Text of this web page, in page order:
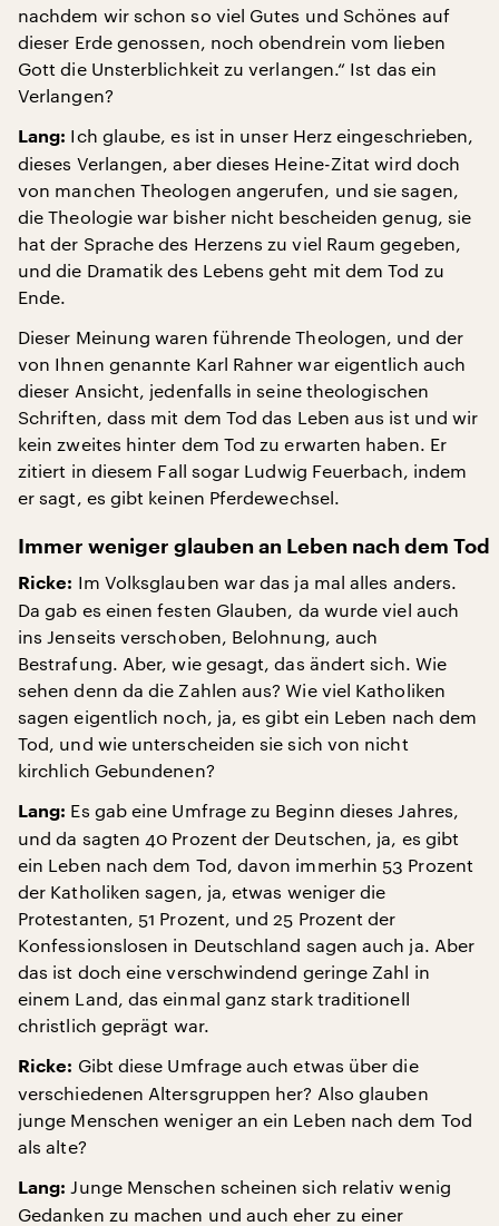
nachdem wir schon so viel Gutes und Schönes auf
dieser Erde genossen, noch obendrein vom lieben
Gott die Unsterblichkeit zu verlangen.“ Ist das ein
Verlangen?
Lang: Ich glaube, es ist in unser Herz eingeschrieben,
dieses Verlangen, aber dieses Heine-Zitat wird doch
von manchen Theologen angerufen, und sie sagen,
die Theologie war bisher nicht bescheiden genug, sie
hat der Sprache des Herzens zu viel Raum gegeben,
und die Dramatik des Lebens geht mit dem Tod zu
Ende.
Dieser Meinung waren führende Theologen, und der
von Ihnen genannte Karl Rahner war eigentlich auch
dieser Ansicht, jedenfalls in seine theologischen
Schriften, dass mit dem Tod das Leben aus ist und wir
kein zweites hinter dem Tod zu erwarten haben. Er
zitiert in diesem Fall sogar Ludwig Feuerbach, indem
er sagt, es gibt keinen Pferdewechsel.
Immer weniger glauben an Leben nach dem Tod
Ricke: Im Volksglauben war das ja mal alles anders.
Da gab es einen festen Glauben, da wurde viel auch
ins Jenseits verschoben, Belohnung, auch
Bestrafung. Aber, wie gesagt, das ändert sich. Wie
sehen denn da die Zahlen aus? Wie viel Katholiken
sagen eigentlich noch, ja, es gibt ein Leben nach dem
Tod, und wie unterscheiden sie sich von nicht
kirchlich Gebundenen?
Lang: Es gab eine Umfrage zu Beginn dieses Jahres,
und da sagten 40 Prozent der Deutschen, ja, es gibt
ein Leben nach dem Tod, davon immerhin 53 Prozent
der Katholiken sagen, ja, etwas weniger die
Protestanten, 51 Prozent, und 25 Prozent der
Konfessionslosen in Deutschland sagen auch ja. Aber
das ist doch eine verschwindend geringe Zahl in
einem Land, das einmal ganz stark traditionell
christlich geprägt war.
Ricke: Gibt diese Umfrage auch etwas über die
verschiedenen Altersgruppen her? Also glauben
junge Menschen weniger an ein Leben nach dem Tod
als alte?
Lang: Junge Menschen scheinen sich relativ wenig
Gedanken zu machen und auch eher zu einer